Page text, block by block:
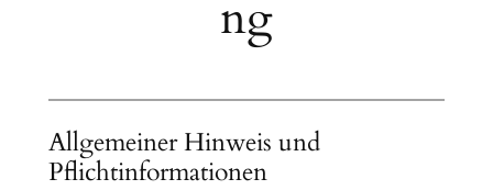
ng
Allgemeiner Hinweis und
Pflichtinformationen